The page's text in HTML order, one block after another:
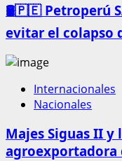
🛢️🇵🇪 Petroperú
evitar el colapso
Internacionales
Nacionales
Majes Siguas II
agroexportadora